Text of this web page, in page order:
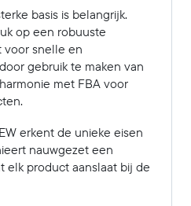
basis is belangrijk.
op een robuuste
voor snelle en
gebruik te maken van
met FBA voor
erkent de unieke eisen
nauwgezet een
elk product aanslaat bij de